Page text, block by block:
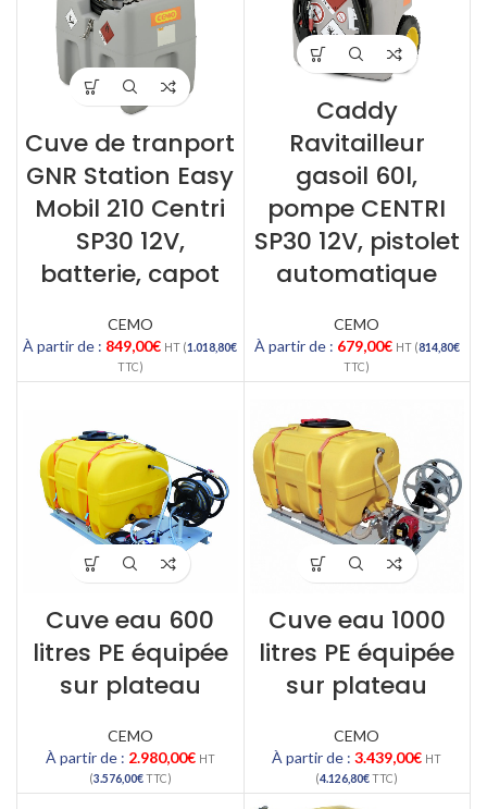
Cuve de tranport
GNR Station Easy
Mobil 210 Centri
SP30 12V,
batterie, capot
CEMO
À partir de : 849,00€ HT (1.018,80€
TTC)
Caddy
Ravitailleur
gasoil 60l,
pompe CENTRI
SP30 12V, pistolet
automatique
CEMO
À partir de : 679,00€ HT (814,80€
TTC)
Cuve eau 600
litres PE équipée
sur plateau
CEMO
À partir de : 2.980,00€ HT
(3.576,00€TTC)
Cuve eau 1000
litres PE équipée
sur plateau
CEMO
À partir de :3.439,00€ HT
(4.126,80€TTC)